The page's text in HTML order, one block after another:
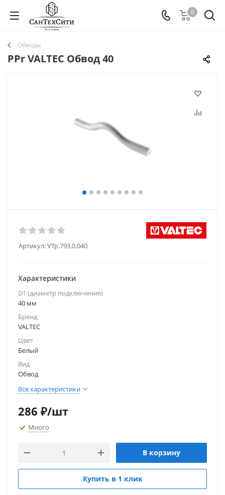
0
Обводы
PPr VALTEC Обвод 40
Артикул:VTp.793.0.040
Характеристики
D1 (диаметр подключения)
40 мм
Бренд
VALTEC
Цвет
Белый
Вид
Обвод
Все характеристики
286 ₽/шт
Много
В корзину
Купить в 1 клик